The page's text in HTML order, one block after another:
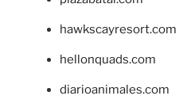
hawkscayresort.com
hellonquads.com
diarioanimales.com